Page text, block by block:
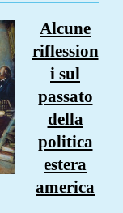
Alcune
riflession
i sul
passato
della
politica
estera
america